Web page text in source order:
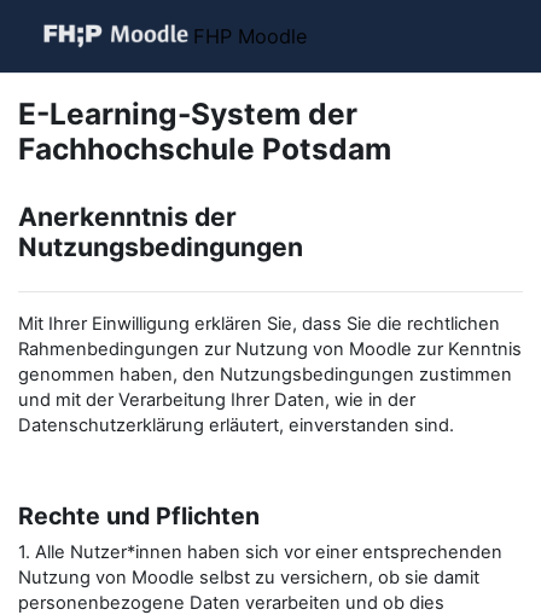
FHP Moodle
E-Learning-System der
Fachhochschule Potsdam
Anerkenntnis der
Nutzungsbedingungen
Mit Ihrer Einwilligung erklären Sie, dass Sie die rechtlichen
Rahmenbedingungen zur Nutzung von Moodle zur Kenntnis
genommen haben, den Nutzungsbedingungen zustimmen
und mit der Verarbeitung Ihrer Daten, wie in der
Datenschutzerklärung erläutert, einverstanden sind.
Rechte und Pflichten
1. Alle Nutzer*innen haben sich vor einer entsprechenden
Nutzung von Moodle selbst zu versichern, ob sie damit
personenbezogene Daten verarbeiten und ob dies